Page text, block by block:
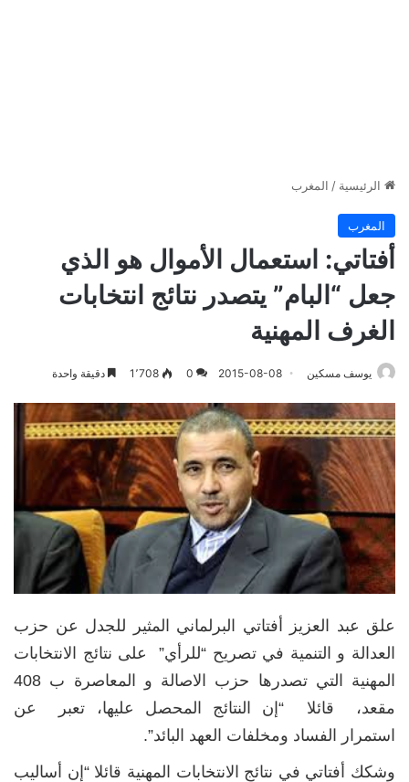
الرئيسية / المغرب
المغرب
أفتاتي: استعمال الأموال هو الذي
جعل “البام” يتصدر نتائج انتخابات
الغرف المهنية
يوسف مسكين 2015-08-08
0 1٬708 دقيقة واحدة
علق عبد العزيز أفتاتي البرلماني المثير للجدل عن حزب
العدالة و التنمية في تصريح “للرأي” على نتائج الانتخابات
المهنية التي تصدرها حزب الاصالة و المعاصرة ب 408
مقعد، قائلا “إن النتائج المحصل عليها، تعبر عن
استمرار الفساد ومخلفات العهد البائد”.
وشكك أفتاتي في نتائج الانتخابات المهنية قائلا “إن أساليب